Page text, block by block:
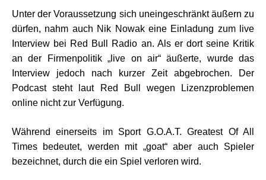
Unter der Voraussetzung sich uneingeschränkt äußern zu
dürfen, nahm auch Nik Nowak eine Einladung zum live
Interview bei Red Bull Radio an. Als er dort seine Kritik
an der Firmenpolitik „live on air“ äußerte, wurde das
Interview jedoch nach kurzer Zeit abgebrochen. Der
Podcast steht laut Red Bull wegen Lizenzproblemen
online nicht zur Verfügung.
Während einerseits im Sport G.O.A.T. Greatest Of All
Times bedeutet, werden mit „goat“ aber auch Spieler
bezeichnet, durch die ein Spiel verloren wird.